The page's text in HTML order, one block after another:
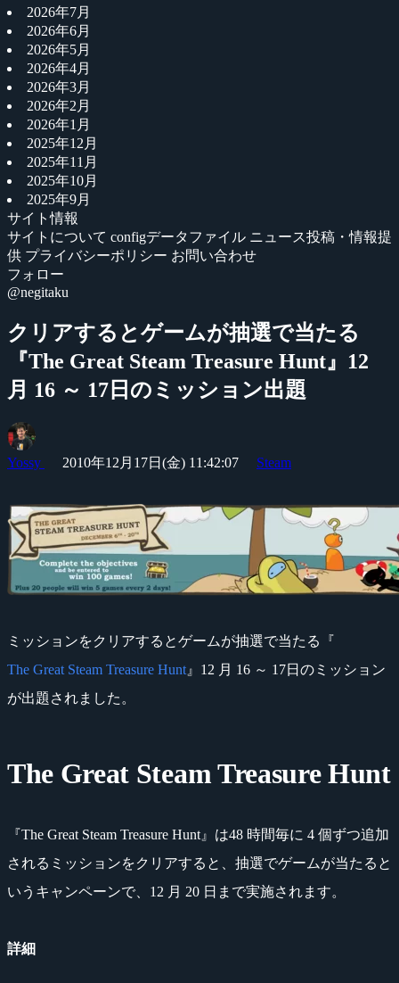
2026年7月
2026年6月
2026年5月
2026年4月
2026年3月
2026年2月
2026年1月
2025年12月
2025年11月
2025年10月
2025年9月
サイト情報
サイトについて configデータファイル ニュース投稿・情報提
供 プライバシーポリシー お問い合わせ
フォロー
@negitaku
クリアするとゲームが抽選で当たる
『The Great Steam Treasure Hunt』12
月 16 ～ 17日のミッション出題
Yossy 2010年12月17日(金) 11:42:07 Steam
ミッションをクリアするとゲームが抽選で当たる『
The Great Steam Treasure Hunt 』12 月 16 ～ 17日のミッション
が出題されました。
The Great Steam Treasure Hunt
『The Great Steam Treasure Hunt』は48 時間毎に 4 個ずつ追加
されるミッションをクリアすると、抽選でゲームが当たると
いうキャンペーンで、12 月 20 日まで実施されます。
詳細